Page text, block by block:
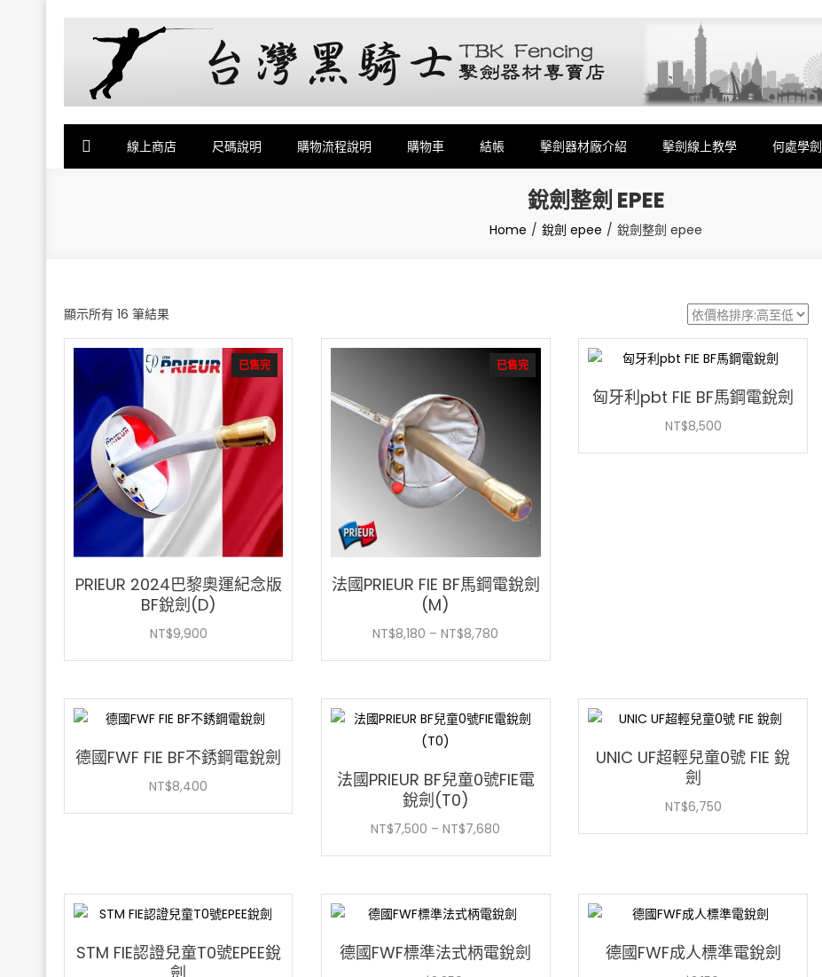
線上商店 尺碼說明 購物流程說明 購物車 結帳 擊劍器材廠介紹 擊劍線上教學 何處學劍
銳劍整劍 EPEE
Home 銳劍 epee 銳劍整劍 epee
顯示所有 16 筆結果依
價
格
高
至
低
已售完
PRIEUR 2024巴黎奧運紀念版
BF銳劍(D)
NT$9,900
已售完
法國PRIEUR FIE BF馬鋼電銳劍
(M)
NT$8,180 – NT$8,780
圍：
NT$8,180
匈牙利pbt FIE BF馬鋼電銳劍
NT$8,500
德國FWF FIE BF不銹鋼電銳劍
NT$8,400
法國PRIEUR BF兒童0號FIE電
銳劍(T0)
NT$7,500 – NT$7,680
圍：
NT$7,500
NT$7,680
UNIC UF超輕兒童0號 FIE 銳
劍
NT$6,750
STM FIE認證兒童T0號EPEE銳
德國FWF標準法式柄電銳劍 德國FWF成人標準電銳劍